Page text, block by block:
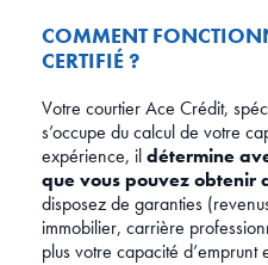
COMMENT
CERTIFIÉ ?
Votre courtier Ace Crédit,
s’occupe du calcul de votre
expérience, ildétermine
que vous pouvez obtenir
disposez de garanties
immobilier, carrière
plus votre capacité d’emprunt